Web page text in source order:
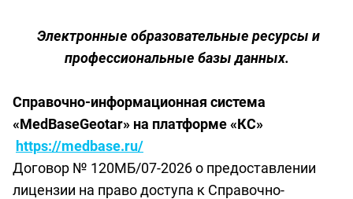
Электронные образовательные ресурсы и
профессиональные базы данных.
Справочно-информационная система
«MedBaseGeotar» на платформе «КС»
https://medbase.ru/
Договор № 120МБ/07-2026 о предоставлении
лицензии на право доступа к Справочно-